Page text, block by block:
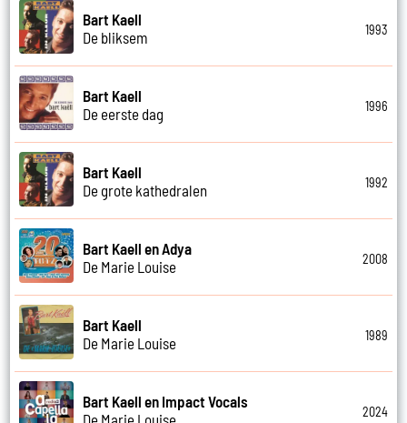
Bart Kaell
De bliksem
1993
Bart Kaell
De eerste dag
1996
Bart Kaell
De grote kathedralen
1992
Bart Kaell en Adya
De Marie Louise
2008
Bart Kaell
De Marie Louise
1989
Bart Kaell en Impact Vocals
De Marie Louise
2024